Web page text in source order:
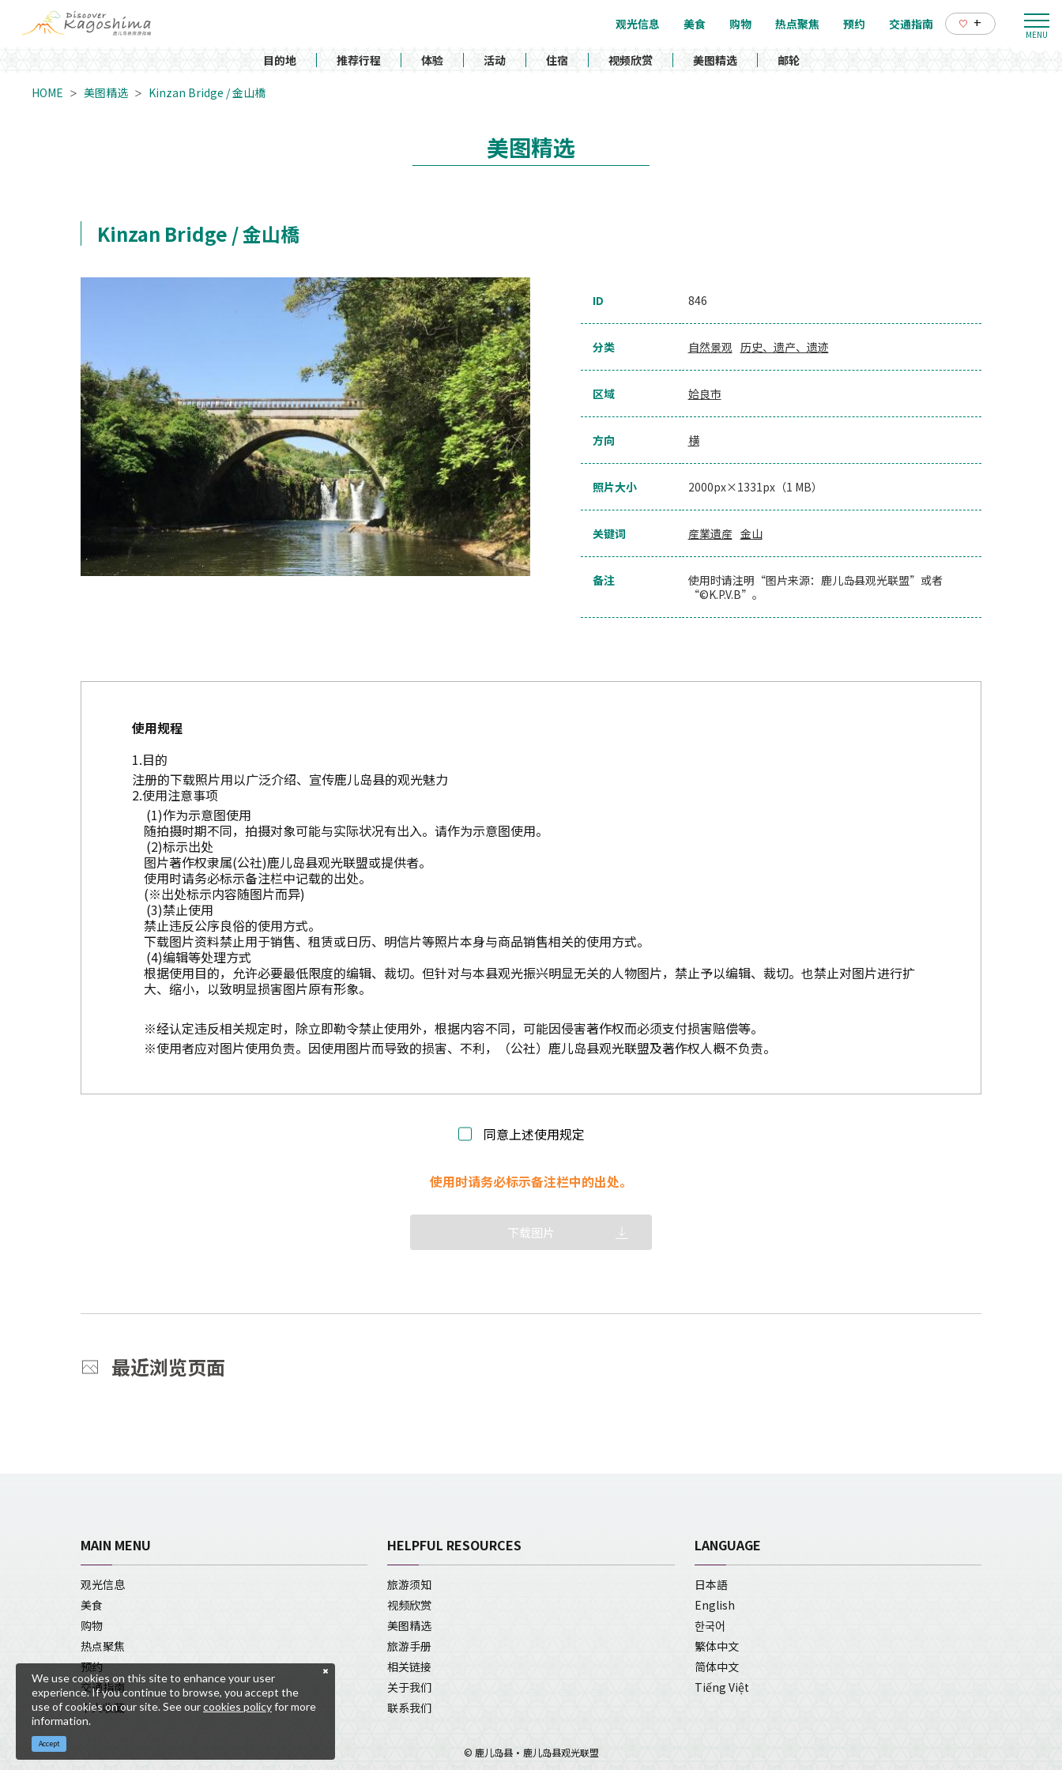
观光信息 美食 购物 热点聚焦 预约 交通指南 +
目的地 推荐行程 体验 活动 住宿 视频欣赏 美图精选 邮轮
HOME 美图精选 Kinzan Bridge / 金山橋
美图精选
Kinzan Bridge / 金山橋
ID 846
分类 自然景观 历史、遗产、遗迹
区域 姶良市
方向 横
照片大小 2000px×1331px（1 MB）
关键词 産業遺産 金山
备注
使用时请注明“图片来源：鹿儿岛县观光联盟”或者
“©K.P.V.B”。
使用规程
目的
注册的下载照片用以广泛介绍、宣传鹿儿岛县的观光魅力
使用注意事项
作为示意图使用
随拍摄时期不同，拍摄对象可能与实际状况有出入。请作为示意图使用。
标示出处
图片著作权隶属(公社)鹿儿岛县观光联盟或提供者。
使用时请务必标示备注栏中记载的出处。
(※出处标示内容随图片而异)
禁止使用
禁止违反公序良俗的使用方式。
下载图片资料禁止用于销售、租赁或日历、明信片等照片本身与商品销售相关的使用方式。
编辑等处理方式
根据使用目的，允许必要最低限度的编辑、裁切。但针对与本县观光振兴明显无关的人物图片，禁止予以编辑、裁切。也禁止对图片进行扩
大、缩小，以致明显损害图片原有形象。
※经认定违反相关规定时，除立即勒令禁止使用外，根据内容不同，可能因侵害著作权而必须支付损害赔偿等。
※使用者应对图片使用负责。因使用图片而导致的损害、不利，（公社）鹿儿岛县观光联盟及著作权人概不负责。
同意上述使用规定
使用时请务必标示备注栏中的出处。
下载图片
最近浏览页面
MAIN MENU
观光信息
美食
购物
热点聚焦
预约
交通指南
个人收藏
HELPFUL RESOURCES
旅游须知
视频欣赏
美图精选
旅游手册
相关链接
关于我们
联系我们
LANGUAGE
日本語
English
한국어
繁体中文
简体中文
Tiếng Việt
© 鹿儿岛县・鹿儿岛县观光联盟
We use cookies on this site to enhance your user
experience. If you continue to browse, you accept the
use of cookies on our site. See ourcookies policyfor more
information.
Accept